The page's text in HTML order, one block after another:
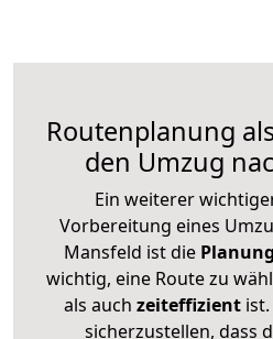
Routenplanung
den Umzug
Ein weiterer
Vorbereitung eines
Mansfeld ist die
wichtig, eine Route zu
als auch zeiteffizientist.
sicherzustellen, dass